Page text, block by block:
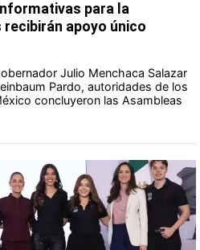
para la
apoyo único
Julio Menchaca Salazar
Pardo, autoridades de los
concluyeron las Asambleas